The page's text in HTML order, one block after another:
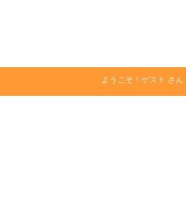
ようこそ！ ゲスト さん